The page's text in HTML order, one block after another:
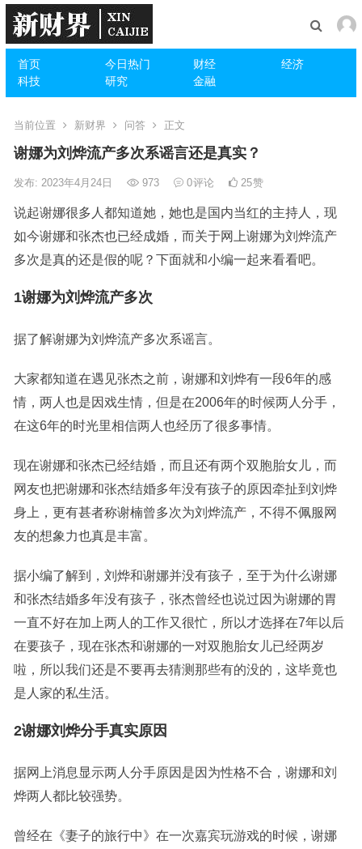
首页 今日热门 财经
经济
科技
研究 金融
当前位置 新财界 问答 正文
谢娜为刘烨流产多次系谣言还是真实？
发布: 2023年4月24日 973 0评论 25赞
说起谢娜很多人都知道她，她也是国内当红的主持人，现
如今谢娜和张杰也已经成婚，而关于网上谢娜为刘烨流产
多次是真的还是假的呢？下面就和小编一起来看看吧。
1谢娜为刘烨流产多次
据了解谢娜为刘烨流产多次系谣言。
大家都知道在遇见张杰之前，谢娜和刘烨有一段6年的感
情，两人也是因戏生情，但是在2006年的时候两人分手，
在这6年的时光里相信两人也经历了很多事情。
现在谢娜和张杰已经结婚，而且还有两个双胞胎女儿，而
网友也把谢娜和张杰结婚多年没有孩子的原因牵扯到刘烨
身上，更有甚者称谢楠曾多次为刘烨流产，不得不佩服网
友的想象力也真是丰富。
据小编了解到，刘烨和谢娜并没有孩子，至于为什么谢娜
和张杰结婚多年没有孩子，张杰曾经也说过因为谢娜的胃
一直不好在加上两人的工作又很忙，所以才选择在7年以后
在要孩子，现在张杰和谢娜的一对双胞胎女儿已经两岁
啦，所以我们还是不要再去猜测那些有的没的，这毕竟也
是人家的私生活。
2谢娜刘烨分手真实原因
据网上消息显示两人分手原因是因为性格不合，谢娜和刘
烨两人都比较强势。
曾经在《妻子的旅行中》在一次嘉宾玩游戏的时候，谢娜